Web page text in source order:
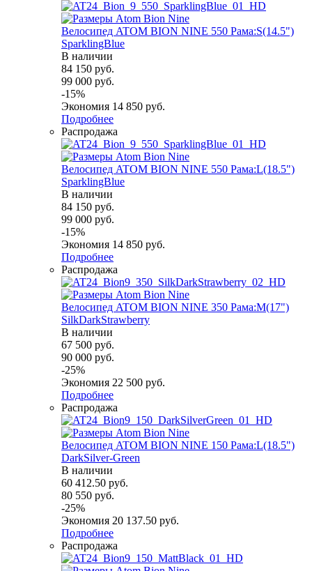
Велосипед ATOM BION NINE 550 Рама:S(14.5")
SparklingBlue
В наличии
84 150 руб.
99 000 руб.
-15%
Экономия 14 850 руб.
Подробнее
Распродажа
Велосипед ATOM BION NINE 550 Рама:L(18.5")
SparklingBlue
В наличии
84 150 руб.
99 000 руб.
-15%
Экономия 14 850 руб.
Подробнее
Распродажа
Велосипед ATOM BION NINE 350 Рама:M(17")
SilkDarkStrawberry
В наличии
67 500 руб.
90 000 руб.
-25%
Экономия 22 500 руб.
Подробнее
Распродажа
Велосипед ATOM BION NINE 150 Рама:L(18.5")
DarkSilver-Green
В наличии
60 412.50 руб.
80 550 руб.
-25%
Экономия 20 137.50 руб.
Подробнее
Распродажа